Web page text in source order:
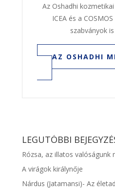
Az Oshadhi
ICEA és a
szabványok
AZ OSHADHI
LEGUTÓBBI
Rózsa, az illatos valóságunk
A virágok királynője
Nárdus (Jatamansi)- Az